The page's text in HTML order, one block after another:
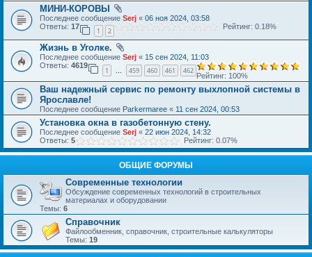
МИНИ-КОРОВЫ
Последнее сообщение Serj « 06 ноя 2024, 03:58
Ответы: 17
1 2
Рейтинг: 0.18%
Жизнь в Уголке.
Последнее сообщение Serj « 15 сен 2024, 11:03
Ответы: 4619
1 … 459 460 461 462
Рейтинг: 100%
Ваш надежный сервис по ремонту выхлопной системы в
Ярославле!
Последнее сообщение Parkermaree « 11 сен 2024, 00:53
Установка окна в газобетонную стену.
Последнее сообщение Serj « 22 июн 2024, 14:32
Ответы: 5 Рейтинг: 0.07%
ОБЩИЕ ФОРУМЫ
Современные технологии
Обсуждение современных технологий в строительных
материалах и оборудовании
Темы: 6
Справочник
Файлообменник, справочник, строительные калькуляторы
Темы: 19